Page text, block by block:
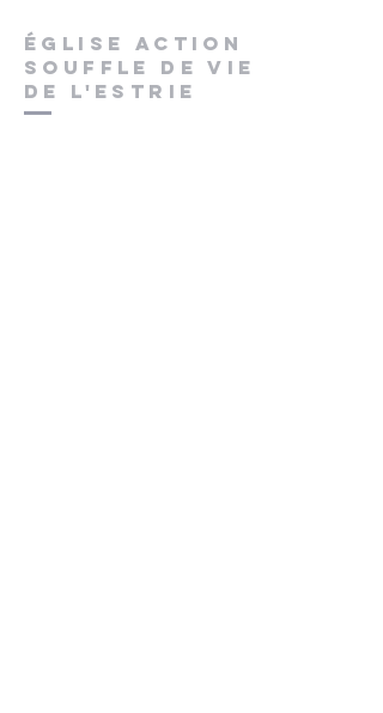
ÉGLISE ACTION
SOUFFLE DE VIE
DE L'ESTRIE